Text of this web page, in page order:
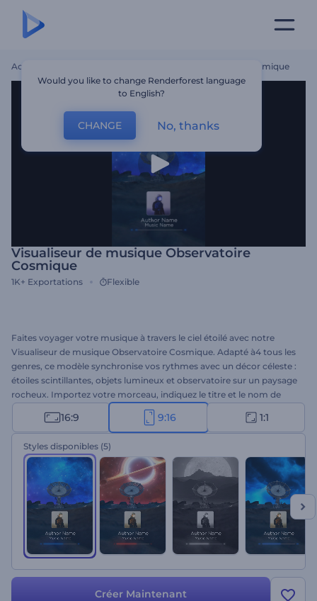
Accueil Visualiseur De Musique Observatoire Cosmique
Visualiseur de musique Observatoire
Cosmique
1K+ Exportations Flexible
Faites voyager votre musique à travers le ciel étoilé avec notre
Visualiseur de musique Observatoire Cosmique. Adapté à4 tous les
genres, ce modèle synchronise vos rythmes avec un décor céleste :
étoiles scintillantes, objets lumineux et observatoire sur un paysage
rocheux. Importez votre morceau, indiquez le titre et le nom de
l’artiste, et présentez votre musique avec des visuels saisissants.
Que vous soyez musicien, DJ ou amateur de musique, ce
visualiseur est l’outil idéal pour amplifier la portée de vos créations.
Lancez-vous dès maintenant !
16:9 9:16 1:1
Styles disponibles (5)
Créer Maintenant
Would you like to change Renderforest language
to English?
CHANGE No, thanks